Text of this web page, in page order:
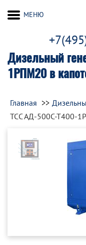
Дизельный
1РПМ20 в
МЕНЮ
Главная
ТСС АД-500С-Т400-